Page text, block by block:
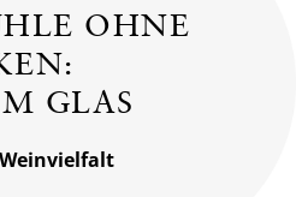
OHNE
GLAS